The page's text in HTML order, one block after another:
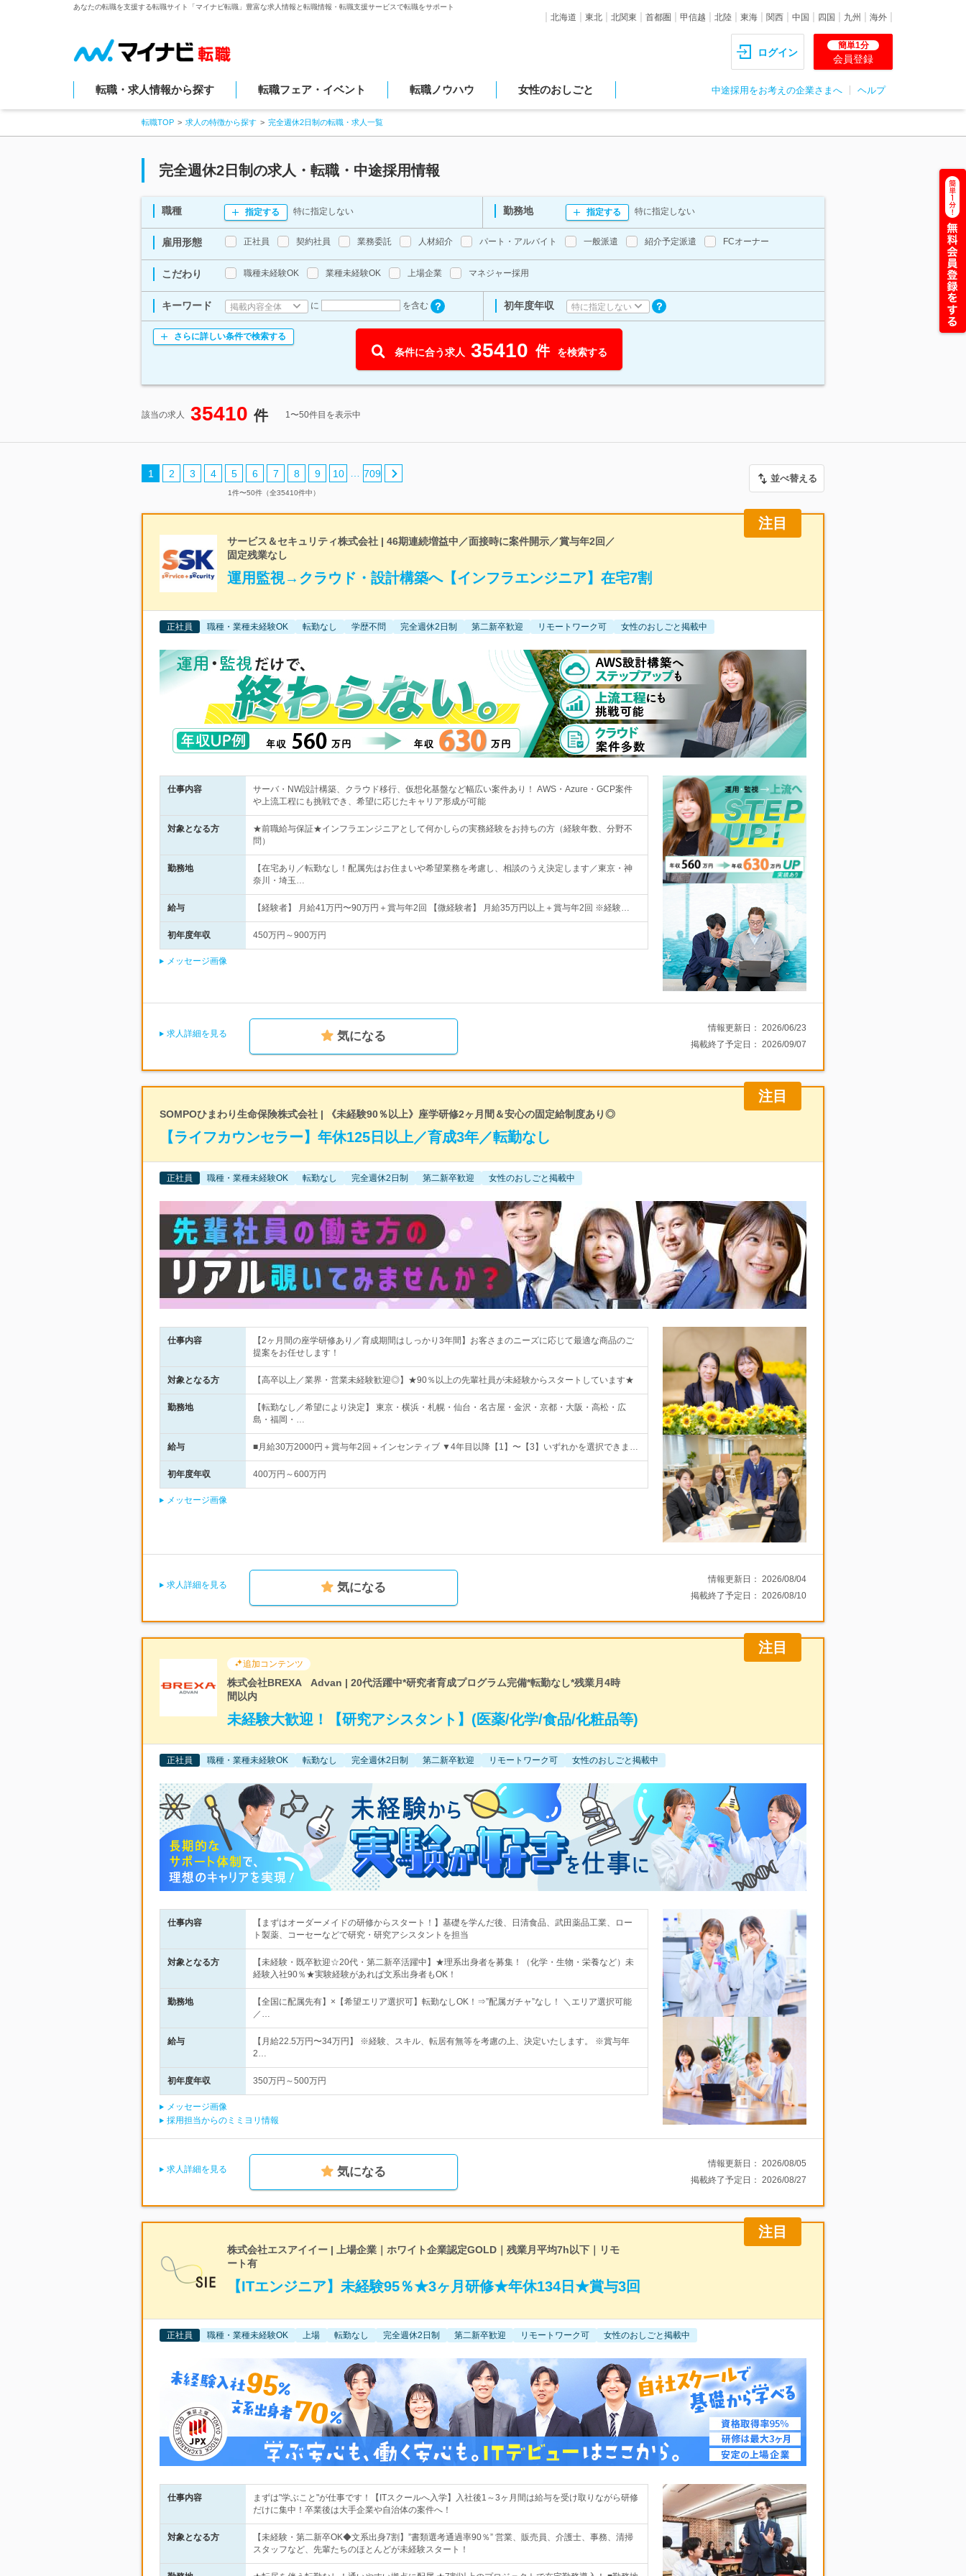
あなたの転職を支援する転職サイト「マイナビ転職」豊富な求人情報と転職情報・転職支援サービスで転職をサポート
北海道 東北 北関東 首都圏 甲信越 北陸 東海 関西 中国 四国 九州 海外
ログイン
簡単1分
会員登録
転職・求人情報から探す 転職フェア・イベント 転職ノウハウ 女性のおしごと 中途採用をお考えの企業さまへ ヘルプ
転職TOP 求人の特徴から探す 完全週休2日制の転職・求人一覧
完全週休2日制の求人・転職・中途採用情報
職種 指定する 特に指定しない 勤務地 指定する 特に指定しない
雇用形態 正社員 契約社員 業務委託 人材紹介 パート・アルバイト 一般派遣 紹介予定派遣 FCオーナー
こだわり 職種未経験OK 業種未経験OK 上場企業 マネジャー採用
キーワード 掲載内容全体 に を含む 初年度年収 特に指定しない
さらに詳しい条件で検索する
条件に合う求人 35410 件 を検索する
該当の求人 35410 件 1〜50件目を表示中
1 2 3 4 5 6 7 8 9 10 709
1件〜50件（全35410件中）
並べ替える
注目
サービス＆セキュリティ株式会社 | 46期連続増益中／面接時に案件開示／賞与年2回／
固定残業なし
運用監視→クラウド・設計構築へ【インフラエンジニア】在宅7割
正社員 職種・業種未経験OK 転勤なし 学歴不問 完全週休2日制 第二新卒歓迎 リモートワーク可 女性のおしごと掲載中
仕事内容
サーバ・NW設計構築、クラウド移行、仮想化基盤など幅広い案件あり！ AWS・Azure・GCP案件
や上流工程にも挑戦でき、希望に応じたキャリア形成が可能
対象となる方
★前職給与保証★インフラエンジニアとして何かしらの実務経験をお持ちの方（経験年数、分野不
問）
勤務地
【在宅あり／転勤なし！配属先はお住まいや希望業務を考慮し、相談のうえ決定します／東京・神
奈川・埼玉…
給与 【経験者】 月給41万円〜90万円＋賞与年2回 【微経験者】 月給35万円以上＋賞与年2回 ※経験…
初年度年収 450万円～900万円
メッセージ画像
求人詳細を見る 気になる
情報更新日： 2026/06/23
掲載終了予定日： 2026/09/07
注目
SOMPOひまわり生命保険株式会社 | 《未経験90％以上》座学研修2ヶ月間＆安心の固定給制度あり◎
【ライフカウンセラー】年休125日以上／育成3年／転勤なし
正社員 職種・業種未経験OK 転勤なし 完全週休2日制 第二新卒歓迎 女性のおしごと掲載中
仕事内容
【2ヶ月間の座学研修あり／育成期間はしっかり3年間】お客さまのニーズに応じて最適な商品のご
提案をお任せします！
対象となる方 【高卒以上／業界・営業未経験歓迎◎】★90％以上の先輩社員が未経験からスタートしています★
勤務地
【転勤なし／希望により決定】 東京・横浜・札幌・仙台・名古屋・金沢・京都・大阪・高松・広
島・福岡・…
給与 ■月給30万2000円＋賞与年2回＋インセンティブ ▼4年目以降【1】〜【3】いずれかを選択できま…
初年度年収 400万円～600万円
メッセージ画像
求人詳細を見る 気になる
情報更新日： 2026/08/04
掲載終了予定日： 2026/08/10
注目
追加コンテンツ
株式会社BREXA Advan | 20代活躍中*研究者育成プログラム完備*転勤なし*残業月4時
間以内
未経験大歓迎！【研究アシスタント】(医薬/化学/食品/化粧品等)
正社員 職種・業種未経験OK 転勤なし 完全週休2日制 第二新卒歓迎 リモートワーク可 女性のおしごと掲載中
仕事内容
【まずはオーダーメイドの研修からスタート！】基礎を学んだ後、日清食品、武田薬品工業、ロー
ト製薬、コーセーなどで研究・研究アシスタントを担当
対象となる方
【未経験・既卒歓迎☆20代・第二新卒活躍中】★理系出身者を募集！（化学・生物・栄養など）未
経験入社90％★実験経験があれば文系出身者もOK！
勤務地
【全国に配属先有】×【希望エリア選択可】転勤なしOK！⇒”配属ガチャ”なし！ ＼エリア選択可能
／…
給与
【月給22.5万円〜34万円】 ※経験、スキル、転居有無等を考慮の上、決定いたします。 ※賞与年
2…
初年度年収 350万円～500万円
メッセージ画像
採用担当からのミミヨリ情報
求人詳細を見る 気になる
情報更新日： 2026/08/05
掲載終了予定日： 2026/08/27
注目
株式会社エスアイイー | 上場企業｜ホワイト企業認定GOLD｜残業月平均7h以下｜リモ
ート有
【ITエンジニア】未経験95％★3ヶ月研修★年休134日★賞与3回
正社員 職種・業種未経験OK 上場 転勤なし 完全週休2日制 第二新卒歓迎 リモートワーク可 女性のおしごと掲載中
仕事内容
まずは"学ぶこと"が仕事です！【ITスクールへ入学】入社後1～3ヶ月間は給与を受け取りながら研修
だけに集中！卒業後は大手企業や自治体の案件へ！
対象となる方
【未経験・第二新卒OK◆文系出身7割】”書類選考通過率90％” 営業、販売員、介護士、事務、清掃
スタッフなど、先輩たちのほとんどが未経験スタート！